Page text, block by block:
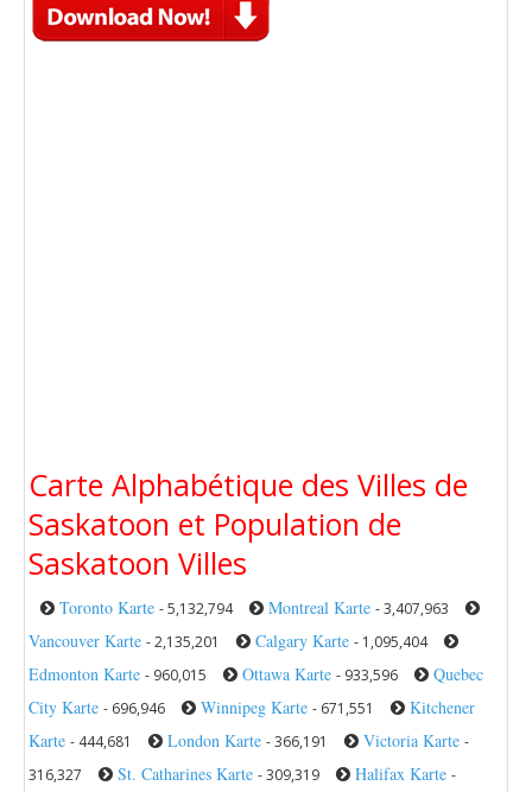
Carte Alphabétique des Villes de
Saskatoon et Population de
Saskatoon Villes
Toronto Karte - 5,132,794 Montreal Karte - 3,407,963
Vancouver Karte - 2,135,201 Calgary Karte - 1,095,404
Edmonton Karte - 960,015 Ottawa Karte - 933,596
Quebec
City Karte - 696,946 Winnipeg Karte - 671,551
Kitchener
Karte - 444,681 London Karte - 366,191 Victoria Karte -
316,327
St. Catharines Karte - 309,319 Halifax Karte -